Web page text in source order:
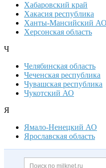
Хабаровский край
Хакасия республика
Ханты-Мансийский АО
Херсонская область
Ч
Челябинская область
Чеченская республика
Чувашская республика
Чукотский АО
Я
Ямало-Ненецкий АО
Ярославская область